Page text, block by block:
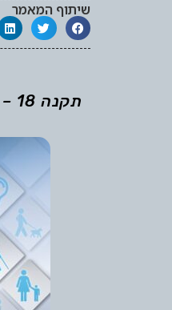
שיתוף המאמר
תקנה 18 – נכה נזקק